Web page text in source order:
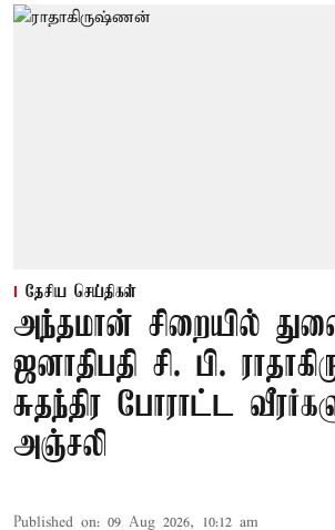
தேசிய செய்திகள்
அந்தமான் சிறையில்
ஜனாதிபதி சி. பி.
சுதந்திர போராட்ட
அஞ்சலி
Published on: 09 Aug 2026, 10:12 am